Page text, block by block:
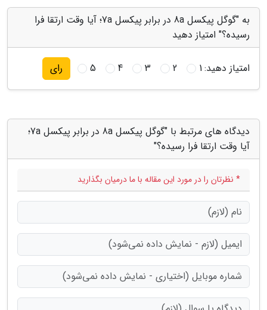
به "گوگل پیکسل 8a در برابر پیکسل 7a؛ آیا وقت ارتقا فرا
رسیده؟" امتیاز دهید
امتیاز دهید:1
2
3
4
5 رای
دیدگاه های مرتبط با "گوگل پیکسل 8a در برابر پیکسل 7a؛
آیا وقت ارتقا فرا رسیده؟"
* نظرتان را در مورد این مقاله با ما درمیان بگذارید